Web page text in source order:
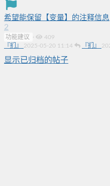
希望能保留【变量】的注释信息
2
功能建议 ·
409
『扪』 2025-05-20 11:14 『扪』
显示已归档的帖子